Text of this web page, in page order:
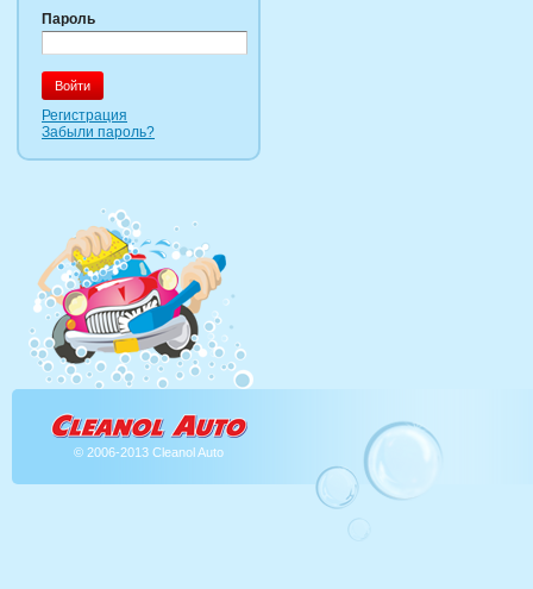
Пароль
Регистрация
Забыли пароль?
© 2006-2013 Cleanol Auto